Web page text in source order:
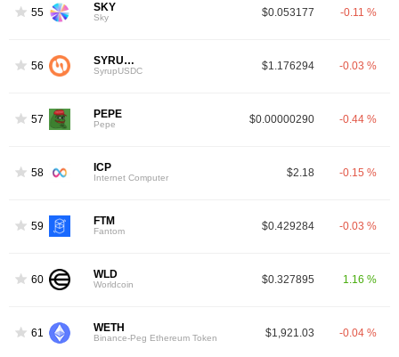
55 SKY
Sky $0.053177 -0.11 %
56 SYRUPUSDC
SyrupUSDC $1.176294 -0.03 %
57 PEPE
Pepe $0.00000290 -0.44 %
58 ICP
Internet Computer $2.18 -0.15 %
59 FTM
Fantom $0.429284 -0.03 %
60 WLD
Worldcoin $0.327895 1.16 %
61 WETH
Binance-Peg Ethereum Token $1,921.03 -0.04 %